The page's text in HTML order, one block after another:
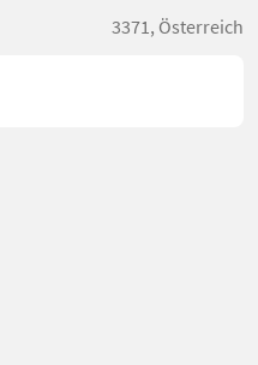
3371, Österreich